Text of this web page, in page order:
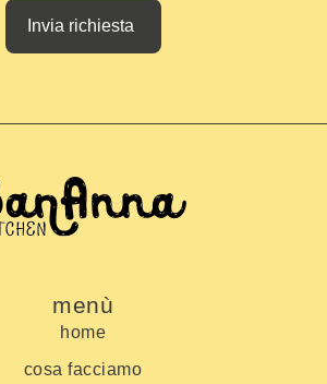
Invia richiesta
menù
home
cosa facciamo